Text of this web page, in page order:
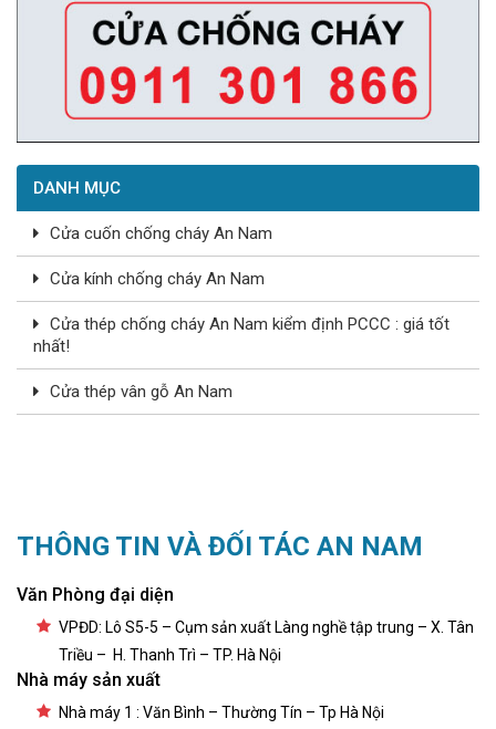
DANH MỤC
Cửa cuốn chống cháy An Nam
Cửa kính chống cháy An Nam
Cửa thép chống cháy An Nam kiểm định PCCC : giá tốt
nhất!
Cửa thép vân gỗ An Nam
THÔNG TIN VÀ ĐỐI TÁC AN NAM
Văn Phòng đại diện
VPĐD: Lô S5-5 – Cụm sản xuất Làng nghề tập trung – X. Tân
Triều – H. Thanh Trì – TP. Hà Nội
Nhà máy sản xuất
Nhà máy 1 : Văn Bình – Thường Tín – Tp Hà Nội